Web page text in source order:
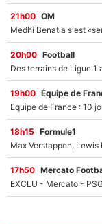
21h00 OM
20h00 Football
19h00 Équipe de
18h15 Formule1
17h50 Mercato
EXCLU - Mercato -